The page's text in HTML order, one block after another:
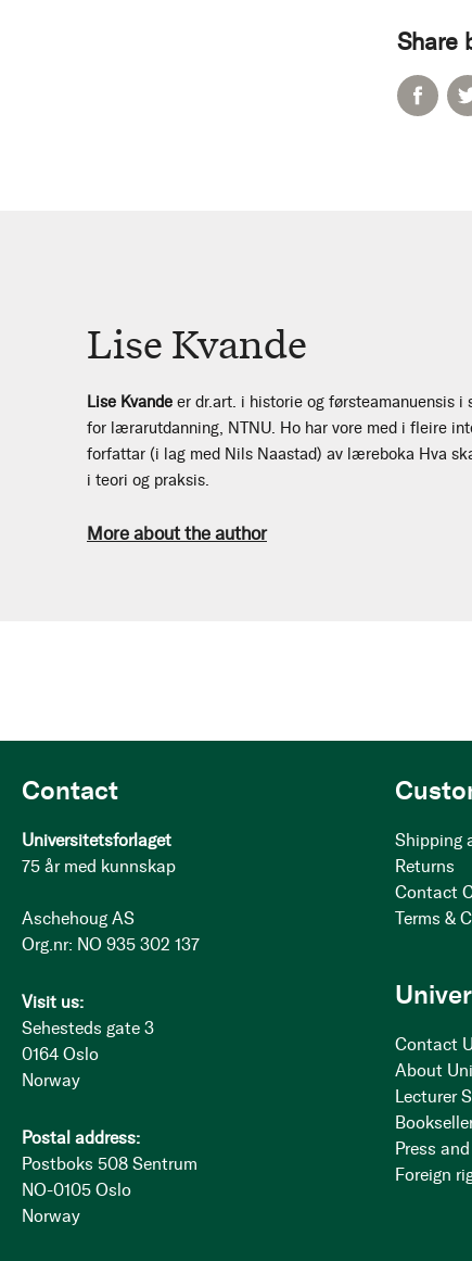
Share
Lise Kvande
Lise Kvande er dr.art. i historie og førsteamanuensis
for lærarutdanning, NTNU. Ho har vore med i fleire
forfattar (i lag med Nils Naastad) av læreboka Hva
i teori og praksis.
More about the author
Contact
Universitetsforlaget
75 år med kunnskap
Aschehoug AS
Org.nr: NO 935 302 137
Visit us:
Sehesteds gate 3
0164 Oslo
Norway
Postal address:
Postboks 508 Sentrum
NO-0105 Oslo
Norway
Shipping
Returns
Contact
Terms &
Contact
About
Lecturer
Press
Foreign